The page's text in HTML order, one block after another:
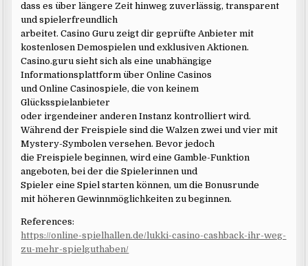
dass es über längere Zeit hinweg zuverlässig, transparent
und spielerfreundlich
arbeitet. Casino Guru zeigt dir geprüfte Anbieter mit
kostenlosen Demospielen und exklusiven Aktionen.
Casino.guru sieht sich als eine unabhängige
Informationsplattform über Online Casinos
und Online Casinospiele, die von keinem
Glücksspielanbieter
oder irgendeiner anderen Instanz kontrolliert wird.
Während der Freispiele sind die Walzen zwei und vier mit
Mystery-Symbolen versehen. Bevor jedoch
die Freispiele beginnen, wird eine Gamble-Funktion
angeboten, bei der die Spielerinnen und
Spieler eine Spiel starten können, um die Bonusrunde
mit höheren Gewinnmöglichkeiten zu beginnen.
References:
https://online-spielhallen.de/lukki-casino-cashback-ihr-weg-
zu-mehr-spielguthaben/